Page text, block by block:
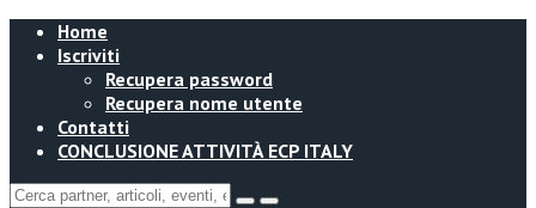
Home
Iscriviti
Recupera password
Recupera nome utente
Contatti
CONCLUSIONE ATTIVITÀ ECP ITALY